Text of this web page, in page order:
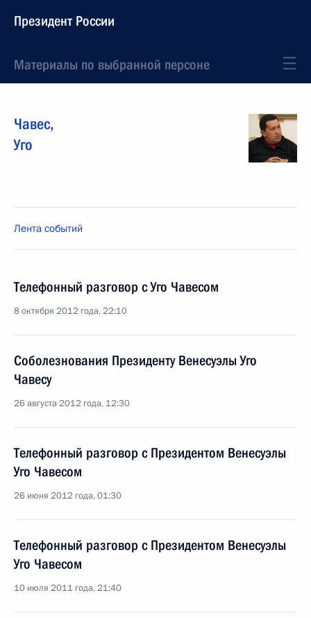
Президент России
Материалы по выбранной персоне
Чавес,
Уго
Лента событий
Телефонный разговор с Уго Чавесом
8 октября 2012 года, 22:10
Соболезнования Президенту Венесуэлы Уго
Чавесу
26 августа 2012 года, 12:30
Телефонный разговор с Президентом Венесуэлы
Уго Чавесом
26 июня 2012 года, 01:30
Телефонный разговор с Президентом Венесуэлы
Уго Чавесом
10 июля 2011 года, 21:40